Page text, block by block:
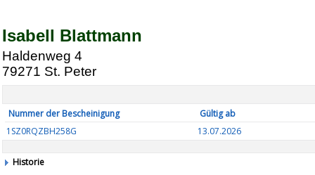
Isabell Blattmann
Haldenweg 4
79271 St. Peter
Nummer der Bescheinigung
Gültig ab
1SZ0RQZBH258G
13.07.2026
Historie